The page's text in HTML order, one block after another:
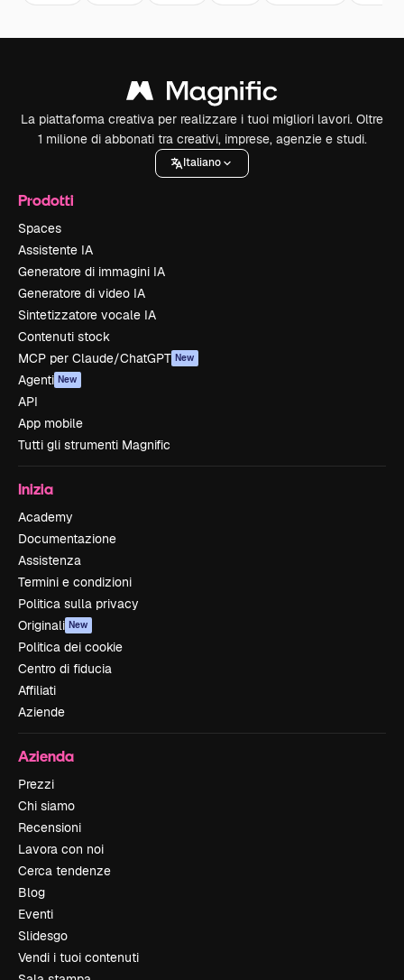
La piattaforma creativa per realizzare i tuoi migliori lavori. Oltre
1 milione di abbonati tra creativi, imprese, agenzie e studi.
Italiano
Prodotti
Spaces
Assistente IA
Generatore di immagini IA
Generatore di video IA
Sintetizzatore vocale IA
Contenuti stock
MCP per Claude/ChatGPT New
Agenti New
API
App mobile
Tutti gli strumenti Magnific
Inizia
Academy
Documentazione
Assistenza
Termini e condizioni
Politica sulla privacy
Originali New
Politica dei cookie
Centro di fiducia
Affiliati
Aziende
Azienda
Prezzi
Chi siamo
Recensioni
Lavora con noi
Cerca tendenze
Blog
Eventi
Slidesgo
Vendi i tuoi contenuti